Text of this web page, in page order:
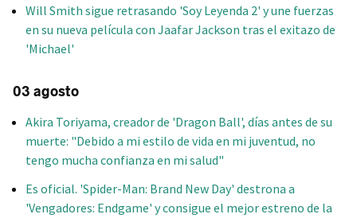
Will Smith sigue retrasando 'Soy Leyenda 2' y une fuerzas
en su nueva película con Jaafar Jackson tras el exitazo de
'Michael'
03 agosto
Akira Toriyama, creador de 'Dragon Ball', días antes de su
muerte: "Debido a mi estilo de vida en mi juventud, no
tengo mucha confianza en mi salud"
Es oficial. 'Spider-Man: Brand New Day' destrona a
'Vengadores: Endgame' y consigue el mejor estreno de la